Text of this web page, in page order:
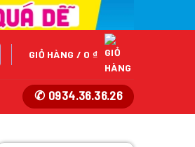
GIỎ HÀNG / 0 ₫
✆ 0934.36.36.26